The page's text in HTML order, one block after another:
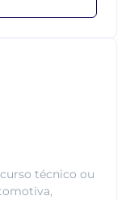
técnico ou